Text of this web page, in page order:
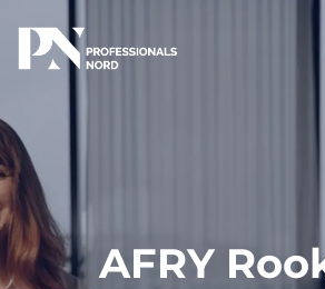
AFRY